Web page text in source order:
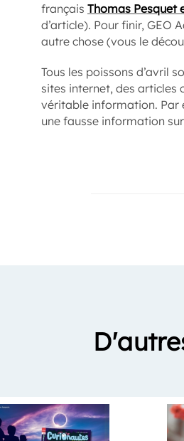
français Thomas Pesquet
d’article). Pour finir, GEO
autre chose (vous le
Tous les poissons d’avril
sites internet, des articles
véritable information. Par
une fausse information